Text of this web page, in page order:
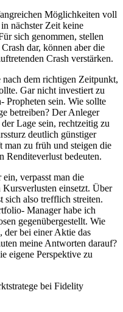
Möglichkeiten voll
nächster Zeit keine
sich genommen, stellen
dar, können aber die
Crash verstärken.
nach dem richtigen Zeitpunkt,
Gar nicht investiert zu
Propheten sein. Wie sollte
betreiben? Der Anleger
Lage sein, rechtzeitig zu
deutlich günstiger
man zu früh und steigen die
Renditeverlust bedeuten.
verpasst man die
einsetzt. Über
sich also trefflich streiten.
Manager habe ich
gegenübergestellt. Wie
der bei einer Aktie das
meine Antworten darauf?
eigene Perspektive zu
bei Fidelity